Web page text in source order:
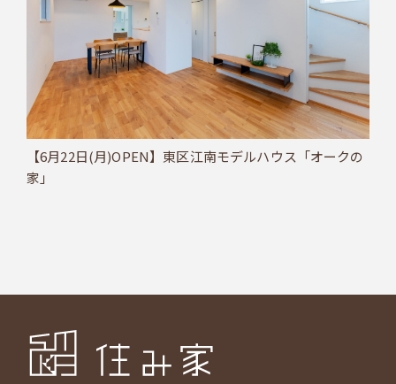
【6月22日(月)OPEN】東区江南モデルハウス「オークの
家」